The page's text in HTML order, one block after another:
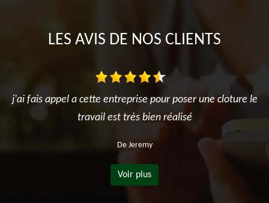
LES AVIS DE NOS CLIENTS
j'ai fais appel a cette entreprise pour poser une cloture le
travail est très bien réalisé
De Jeremy
Voir plus